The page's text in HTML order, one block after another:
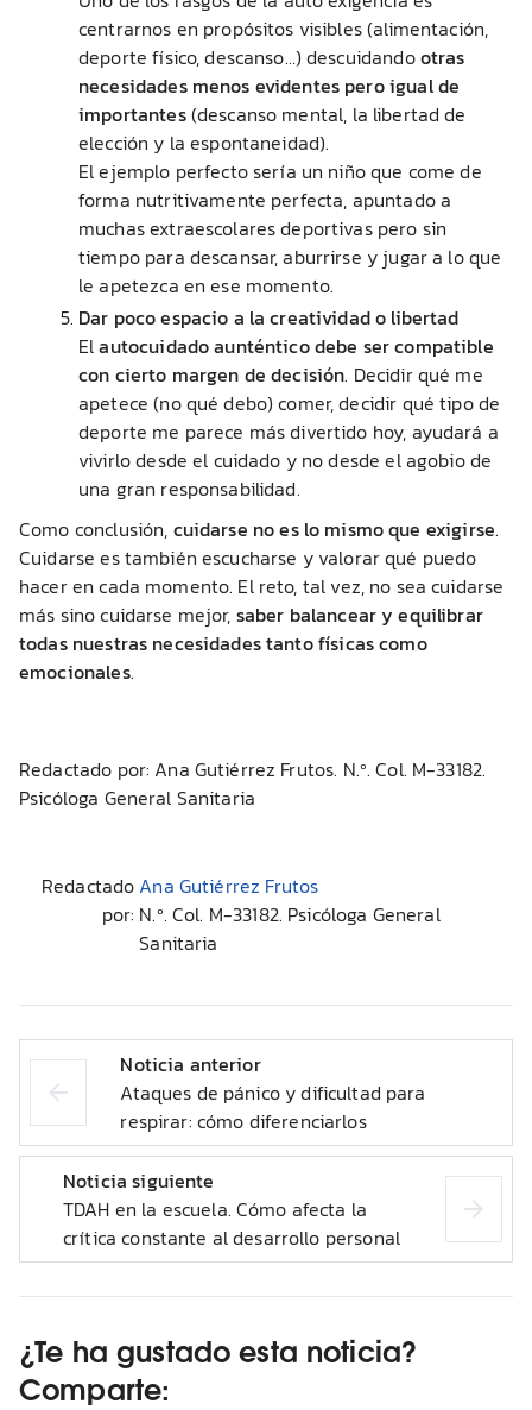
centrarnos en propósitos visibles (alimentación,
deporte físico, descanso…) descuidandootras
necesidades menos evidentes pero igual de
importantes(descanso mental, la libertad de
elección y la espontaneidad).
El ejemplo perfecto sería un niño que come de
forma nutritivamente perfecta, apuntado a
muchas extraescolares deportivas pero sin
tiempo para descansar, aburrirse y jugar a lo que
le apetezca en ese momento.
Dar poco espacio a la creatividad o libertad
Elautocuidado aunténtico debe ser compatible
con cierto margen de decisión. Decidir qué me
apetece (no qué debo) comer, decidir qué tipo de
deporte me parece más divertido hoy, ayudará a
vivirlo desde el cuidado y no desde el agobio de
una gran responsabilidad.
Como conclusión, cuidarse no es lo mismo que exigirse.
Cuidarse es también escucharse y valorar qué puedo
hacer en cada momento. El reto, tal vez, no sea cuidarse
más sino cuidarse mejor, saber balancear y equilibrar
todas nuestras necesidades tanto físicas como
emocionales.
Redactado por: Ana Gutiérrez Frutos. N.º. Col. M-33182.
Psicóloga General Sanitaria
Redactado
por:
Ana Gutiérrez Frutos
N.º. Col. M-33182. Psicóloga General
Sanitaria
Noticia anterior
Ataques de pánico y dificultad para
respirar: cómo diferenciarlos
Noticia siguiente
TDAH en la escuela. Cómo afecta la
crítica constante al desarrollo personal
¿Te ha gustado esta noticia?
Comparte: